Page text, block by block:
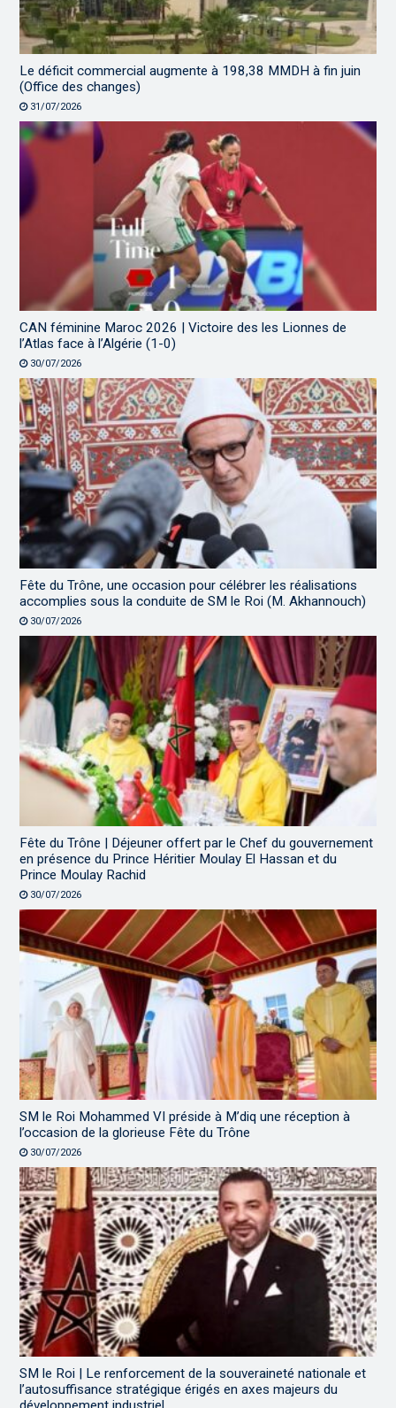
Le déficit commercial augmente à 198,38 MMDH à fin juin
(Office des changes)
31/07/2026
CAN féminine Maroc 2026 | Victoire des les Lionnes de
l’Atlas face à l’Algérie (1-0)
30/07/2026
Fête du Trône, une occasion pour célébrer les réalisations
accomplies sous la conduite de SM le Roi (M. Akhannouch)
30/07/2026
Fête du Trône | Déjeuner offert par le Chef du gouvernement
en présence du Prince Héritier Moulay El Hassan et du
Prince Moulay Rachid
30/07/2026
SM le Roi Mohammed VI préside à M’diq une réception à
l’occasion de la glorieuse Fête du Trône
30/07/2026
SM le Roi | Le renforcement de la souveraineté nationale et
l’autosuffisance stratégique érigés en axes majeurs du